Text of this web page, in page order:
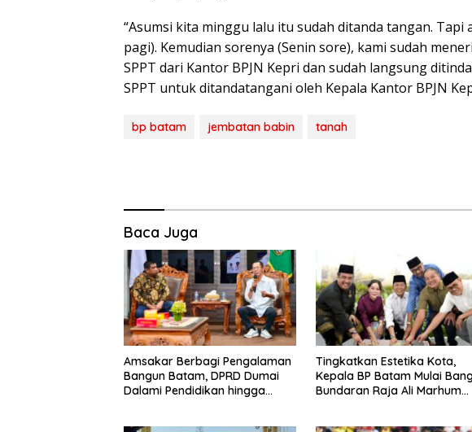
“Asumsi kita minggu lalu itu sudah ditanda tangan. Tapi
pagi). Kemudian sorenya (Senin sore), kami sudah
SPPT dari Kantor BPJN Kepri dan sudah langsung
SPPT untuk ditandatangani oleh Kepala Kantor BPJN
bp batam jembatan babin tanah
Baca Juga
Amsakar Berbagi Pengalaman
Bangun Batam, DPRD Dumai
Dalami Pendidikan hingga
Tingkatkan Estetika Kota,
Kepala BP Batam Mulai
Bundaran Raja Ali Marhum